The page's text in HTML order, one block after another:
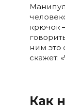
крючок
ним это
скажет:
Как